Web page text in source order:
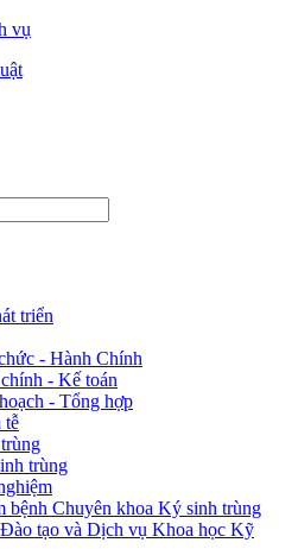
vụ
triển
- Hành Chính
- Kế toán
- Tổng hợp
tễ
trùng
bệnh Chuyên khoa Ký sinh trùng
tạo và Dịch vụ Khoa học Kỹ